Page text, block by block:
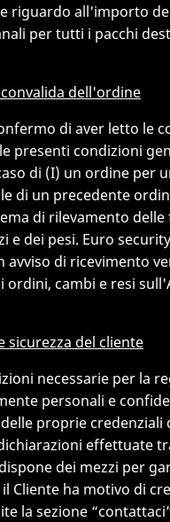
riguardo all'importo
per tutti i pacchi
dell'ordine
di aver letto le
presenti condizioni
di (I) un ordine per
di un precedente
di rilevamento
e dei pesi. Euro
avviso di ricevimento
ordini, cambi e resi
sicurezza del cliente
necessarie per la
personali e
proprie
effettuate
dei mezzi per
Cliente ha motivo di
la sezione